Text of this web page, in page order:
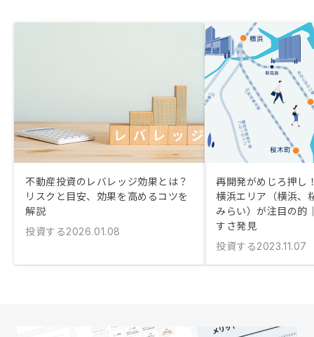
不動産投資のレバレッジ効果とは？
リスクと目安、効果を高めるコツを
解説
投資する2026.01.08
再開発がめじろ押し
横浜エリア（横浜、
みらい）が注目の的
すさ発見
投資する2023.11.07